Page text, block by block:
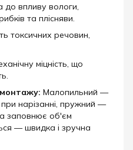
до впливу вологи,
та плісняви.
токсичних речовин,
міцність, що
монтажу: Малопильний —
нарізанні, пружний —
заповнює об'єм
— швидка і зручна